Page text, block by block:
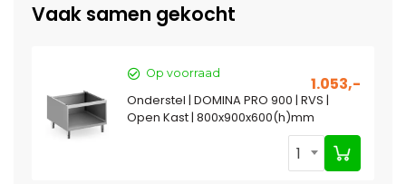
Vaak samen gekocht
Op voorraad
1.053,-
Onderstel | DOMINA PRO 900 | RVS |
Open Kast | 800x900x600(h)mm
1